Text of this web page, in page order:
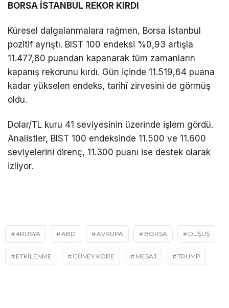
BORSA İSTANBUL REKOR KIRDI
Küresel dalgalanmalara rağmen, Borsa İstanbul
pozitif ayrıştı. BIST 100 endeksi %0,93 artışla
11.477,80 puandan kapanarak tüm zamanların
kapanış rekorunu kırdı. Gün içinde 11.519,64 puana
kadar yükselen endeks, tarihî zirvesini de görmüş
oldu.
Dolar/TL kuru 41 seviyesinin üzerinde işlem gördü.
Analistler, BIST 100 endeksinde 11.500 ve 11.600
seviyelerini direnç, 11.300 puanı ise destek olarak
izliyor.
#RUSYA ABD AVRUPA BORSA DÜŞÜŞ
ETKİLENME GÜNEY KORE MESAJ TRUMP